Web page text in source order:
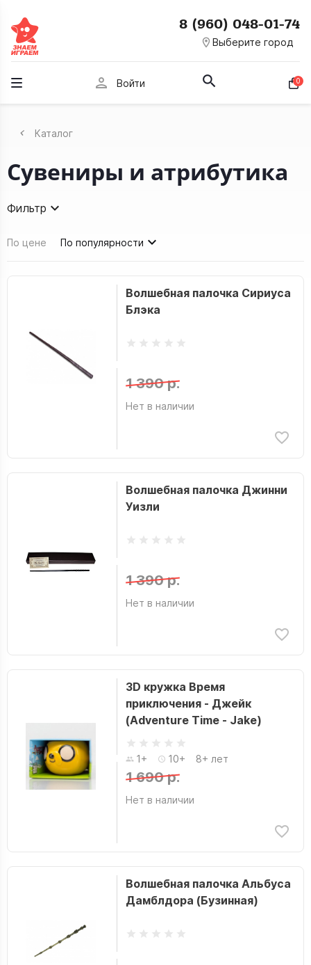
room Выберите город
8 (960) 048-01-74
person Войти 0
Каталог
Сувениры и атрибутика
Фильтр
По цене По популярности
Волшебная палочка Сириуса
Блэка
1 390 р.
Нет в наличии
Волшебная палочка Джинни
Уизли
1 390 р.
Нет в наличии
3D кружка Время
приключения - Джейк
(Adventure Time - Jake)
1+ 10+ 8+ лет
1 690 р.
Нет в наличии
Волшебная палочка Альбуса
Дамблдора (Бузинная)